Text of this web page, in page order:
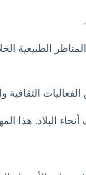
الطبيعية
البلاد. هذا